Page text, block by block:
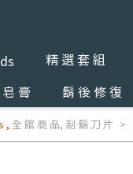
精 選 套 組
膏
鬍 後 修 復
, 全 館 商 品, 刮 鬍 刀 片